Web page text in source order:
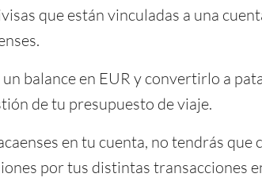
que están vinculadas a una
balance en EUR y convertirlo a
de tu presupuesto de viaje.
en tu cuenta, no tendrás
por tus distintas transacciones